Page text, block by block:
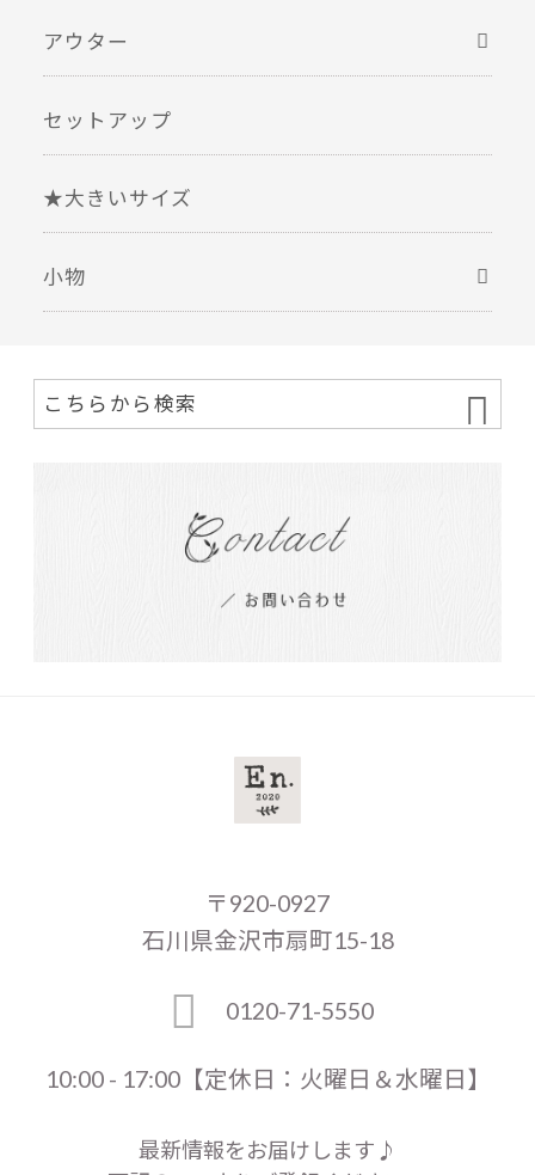
アウター
セットアップ
★大きいサイズ
小物
〒920-0927
石川県金沢市扇町15-18
0120-71-5550
10:00 - 17:00【定休日：火曜日＆水曜日】
最新情報をお届けします♪